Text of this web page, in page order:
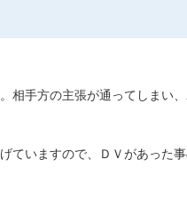
相手方の主張が通ってしまい
ていますので、ＤＶがあった